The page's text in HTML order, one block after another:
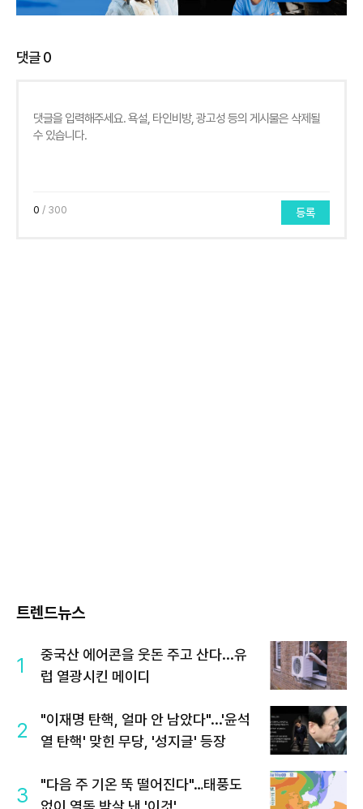
댓글0
0 / 300 등록
트렌드뉴스
1
중국산 에어콘을 웃돈 주고 산다...유
럽 열광시킨 메이디
2
"이재명 탄핵, 얼마 안 남았다"...'윤석
열 탄핵' 맞힌 무당, '성지글' 등장
3
"다음 주 기온 뚝 떨어진다"…태풍도